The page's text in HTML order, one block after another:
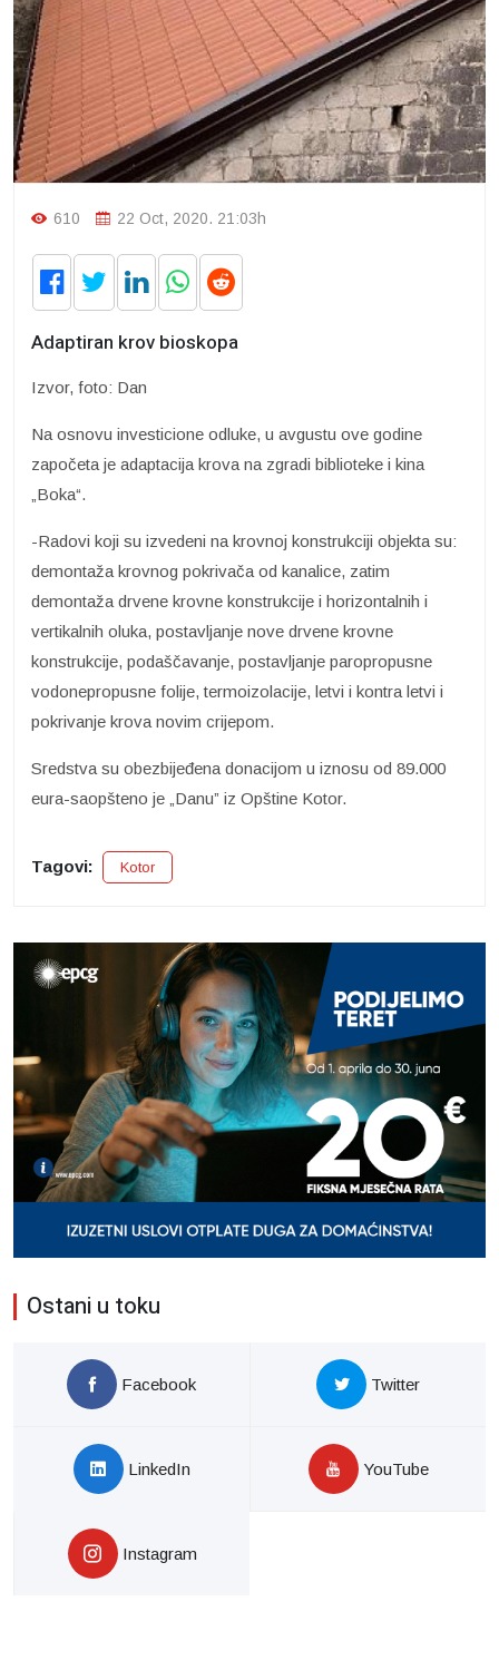
610 22 Oct, 2020. 21:03h
Adaptiran krov bioskopa
Izvor, foto: Dan
Na osnovu investicione odluke, u avgustu ove godine
započeta je adaptacija krova na zgradi biblioteke i kina
„Boka“.
-Radovi koji su izvedeni na krovnoj konstrukciji objekta su:
demontaža krovnog pokrivača od kanalice, zatim
demontaža drvene krovne konstrukcije i horizontalnih i
vertikalnih oluka, postavljanje nove drvene krovne
konstrukcije, podaščavanje, postavljanje paropropusne
vodonepropusne folije, termoizolacije, letvi i kontra letvi i
pokrivanje krova novim crijepom.
Sredstva su obezbijeđena donacijom u iznosu od 89.000
eura-saopšteno je „Danu” iz Opštine Kotor.
Tagovi: Kotor
Ostani u toku
Facebook Twitter
LinkedIn YouTube
Instagram